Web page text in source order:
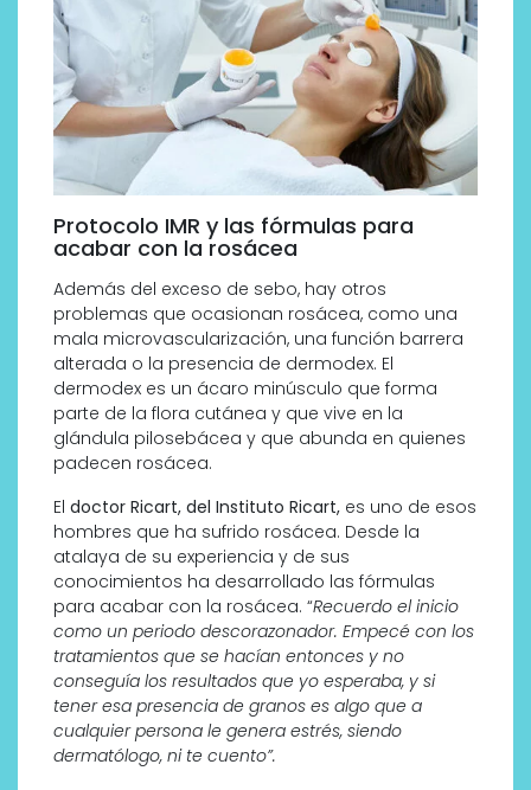
Protocolo IMR y las fórmulas para
acabar con la rosácea
Además del exceso de sebo, hay otros
problemas que ocasionan rosácea, como una
mala microvascularización, una función barrera
alterada o la presencia de dermodex. El
dermodex es un ácaro minúsculo que forma
parte de la flora cutánea y que vive en la
glándula pilosebácea y que abunda en quienes
padecen rosácea.
El doctor Ricart, del Instituto Ricart, es uno de esos
hombres que ha sufrido rosácea. Desde la
atalaya de su experiencia y de sus
conocimientos ha desarrollado las fórmulas
para acabar con la rosácea. “Recuerdo el inicio
como un periodo descorazonador. Empecé con los
tratamientos que se hacían entonces y no
conseguía los resultados que yo esperaba, y si
tener esa presencia de granos es algo que a
cualquier persona le genera estrés, siendo
dermatólogo, ni te cuento”.